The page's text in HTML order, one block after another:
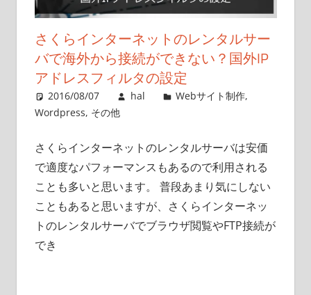
さくらインターネットのレンタルサー
バで海外から接続ができない？国外IP
アドレスフィルタの設定
2016/08/07 hal Webサイト制作,
Wordpress, その他
さくらインターネットのレンタルサーバは安価
で適度なパフォーマンスもあるので利用される
ことも多いと思います。 普段あまり気にしない
こともあると思いますが、さくらインターネッ
トのレンタルサーバでブラウザ閲覧やFTP接続が
でき